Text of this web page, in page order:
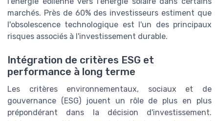
marchés. Près de 60% des investisseurs estiment que
l'obsolescence technologique est l'un des principaux
risques associés à l'investissement durable.
Intégration de critères ESG et
performance à long terme
Les critères environnementaux, sociaux et de
gouvernance (ESG) jouent un rôle de plus en plus
prépondérant dans la décision d'investissement.